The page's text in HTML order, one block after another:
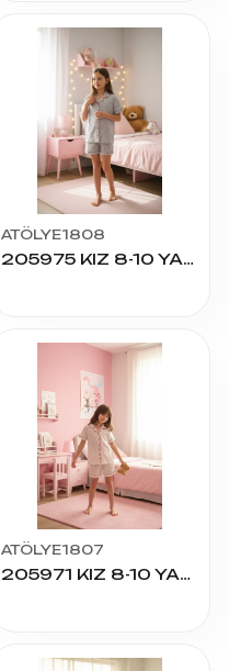
ATÖLYE1808
205975 KIZ 8-10 YAŞ K.KOL ŞORTLU PİJAMA TAKIM
ATÖLYE1807
205971 KIZ 8-10 YAŞ K.KOL ŞORTLU PİJAMA TAKIM